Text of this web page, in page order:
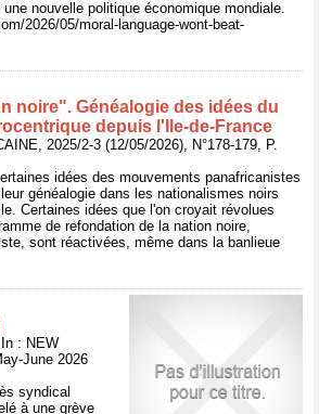
nouvelle politique économique mondiale.
2026/05/moral-language-wont-beat-
noire". Généalogie des idées du
depuis l'Ile-de-France
2025/2-3 (12/05/2026), N°178-179, P.
idées des mouvements panafricanistes
généalogie dans les nationalismes noirs
Certaines idées que l'on croyait révolues
de refondation de la nation noire,
sont réactivées, même dans la banlieue
: NEW
June 2026
syndical
à une grève